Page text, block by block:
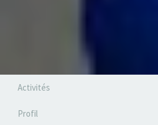
Activités
Profil